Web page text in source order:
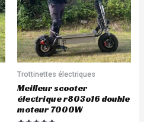
Trottinettes électriques
Meilleur scooter
électrique r803o16 double
moteur 7000W